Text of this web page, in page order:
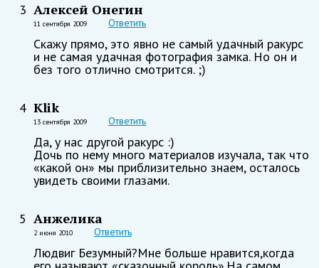
3 Алексей Онегин
11 сентября 2009 Ответить
Скажу прямо, это явно не самый удачный ракурс
и не самая удачная фотография замка. Но он и
без того отлично смотрится. ;)
4 Klik
13 сентября 2009 Ответить
Да, у нас другой ракурс :)
Дочь по нему много материалов изучала, так что
«какой он» мы приблизительно знаем, осталось
увидеть своими глазами.
5 Анжелика
2 июня 2010 Ответить
Людвиг Безумный?Мне больше нравится,когда